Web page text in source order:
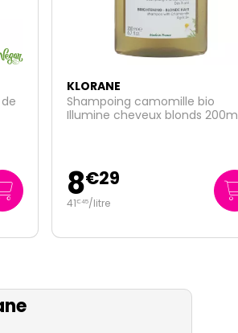
KLORANE
Crème douche nutritive eau de
tiaré 200ml
4€50
22€50/litre